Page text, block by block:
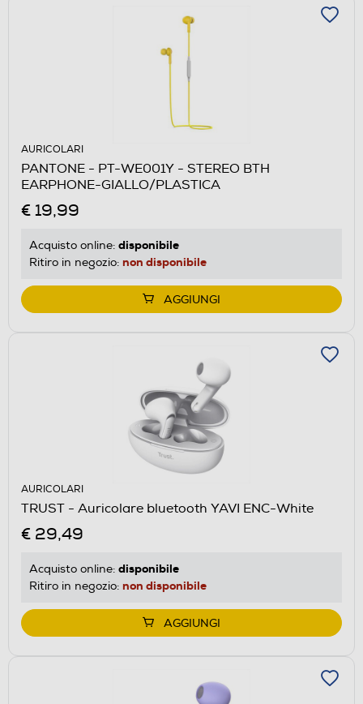
AURICOLARI
PANTONE - PT-WE001Y - STEREO BTH
EARPHONE-GIALLO/PLASTICA
€ 19,99
Acquisto online: disponibile
Ritiro in negozio: non disponibile
AGGIUNGI
AURICOLARI
TRUST - Auricolare bluetooth YAVI ENC-White
€ 29,49
Acquisto online: disponibile
Ritiro in negozio: non disponibile
AGGIUNGI